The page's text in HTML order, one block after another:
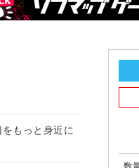
もっと身近に